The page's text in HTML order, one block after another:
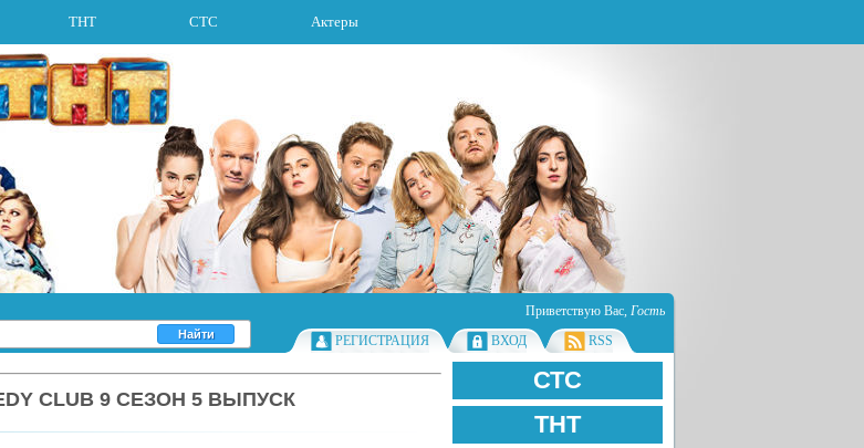
ТНТ СТС Актеры
Приветствую Вас, Гость
РЕГИСТРАЦИЯ
ВХОД RSS
СТС
ТНТ
CLUB 9 СЕЗОН 5 ВЫПУСК